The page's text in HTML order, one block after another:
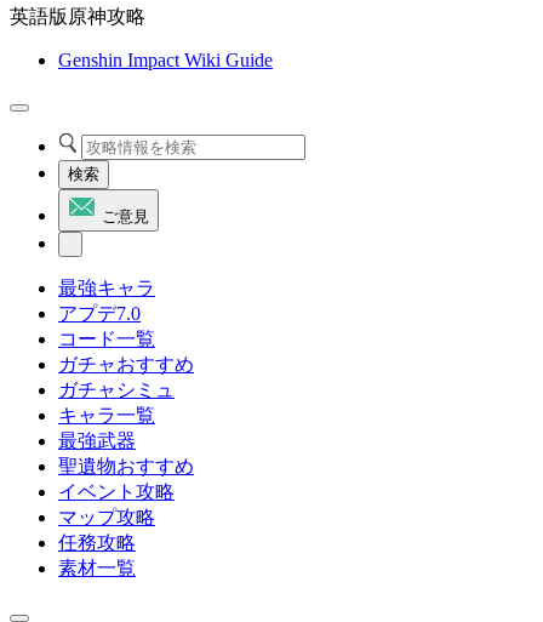
英語版原神攻略
Genshin Impact Wiki Guide
検索
ご意見
最強キャラ
アプデ7.0
コード一覧
ガチャおすすめ
ガチャシミュ
キャラ一覧
最強武器
聖遺物おすすめ
イベント攻略
マップ攻略
任務攻略
素材一覧